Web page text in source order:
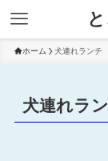
ホーム 犬連れランチ
犬連れラ